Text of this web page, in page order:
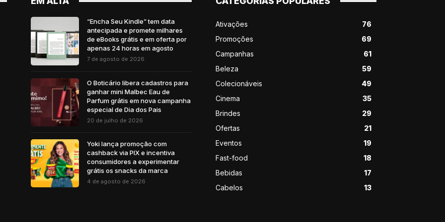
“Encha Seu Kindle” tem data
antecipada e promete milhares
de eBooks grátis e em oferta por
apenas 24 horas em agosto
7 de agosto de 2026
O Boticário libera cadastros para
ganhar mini Malbec Eau de
Parfum grátis em nova campanha
especial de Dia dos Pais
20 de julho de 2026
Yoki lança promoção com
cashback via PIX e incentiva
consumidores a experimentar
grátis os snacks da marca
4 de agosto de 2026
Ativações
76
Promoções
69
Campanhas
61
Beleza
59
Colecionáveis
49
Cinema
35
Brindes
29
Ofertas
21
Eventos
19
Fast-food
18
Bebidas
17
Cabelos
13